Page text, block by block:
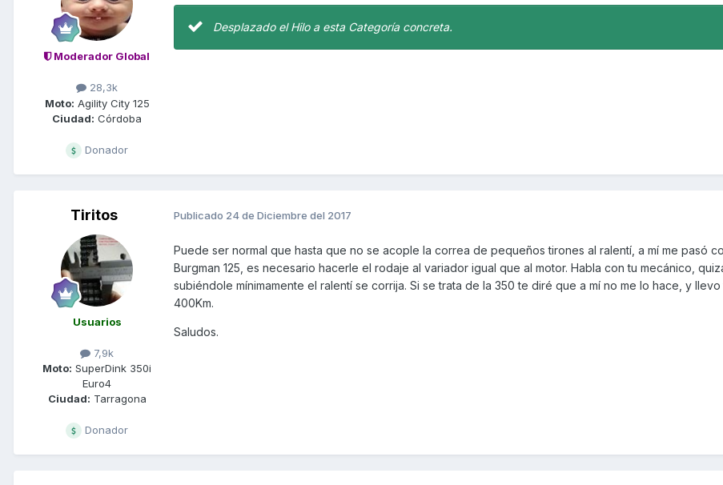
Moderador Global
28,3k
Moto: Agility City 125
Ciudad: Córdoba
Donador
Desplazado el Hilo a esta Categoría concreta.
Tiritos
Usuarios
7,9k
Moto: SuperDink 350i
Euro4
Ciudad: Tarragona
Donador
Publicado 24 de Diciembre del 2017
Puede ser normal que hasta que no se acople la correa de pequeños tirones al ralentí, a mí me pasó
Burgman 125, es necesario hacerle el rodaje al variador igual que al motor. Habla con tu mecánico,
subiéndole mínimamente el ralentí se corrija. Si se trata de la 350 te diré que a mí no me lo hace, y llevo
400Km.
Saludos.